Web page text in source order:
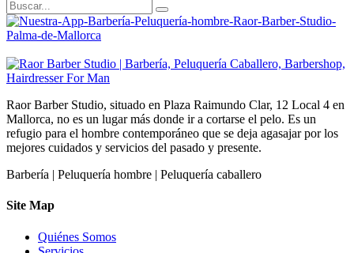
Raor Barber Studio, situado en Plaza Raimundo Clar, 12 Local 4 en
Mallorca, no es un lugar más donde ir a cortarse el pelo. Es un
refugio para el hombre contemporáneo que se deja agasajar por los
mejores cuidados y servicios del pasado y presente.
Barbería | Peluquería hombre | Peluquería caballero
Site Map
Quiénes Somos